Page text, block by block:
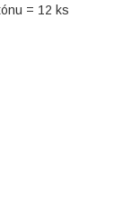
= 12 ks